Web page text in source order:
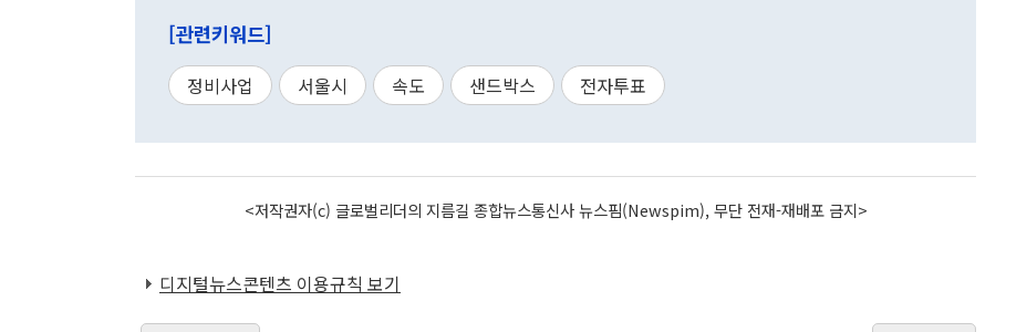
[관련키워드]
정비사업 서울시 속도 샌드박스 전자투표
<저작권자(c) 글로벌리더의 지름길 종합뉴스통신사 뉴스핌(Newspim), 무단 전재-재배포 금지>
디지털뉴스콘텐츠 이용규칙 보기